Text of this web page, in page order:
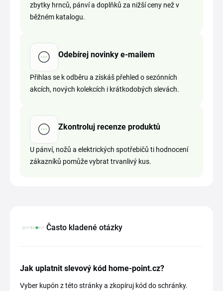
zbytky hrnců, pánví a doplňků za nižší ceny než v
běžném katalogu.
Odebírej novinky e-mailem
Přihlas se k odběru a získáš přehled o sezónních
akcích, nových kolekcích i krátkodobých slevách.
Zkontroluj recenze produktů
U pánví, nožů a elektrických spotřebičů ti hodnocení
zákazníků pomůže vybrat trvanlivý kus.
Často kladené otázky
Jak uplatnit slevový kód home-point.cz?
Vyber kupón z této stránky a zkopíruj kód do schránky.